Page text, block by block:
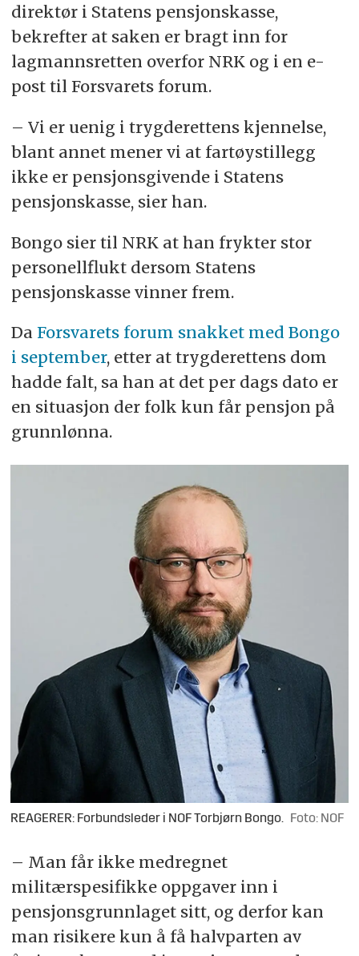
direktør i Statens pensjonskasse,
bekrefter at saken er bragt inn for
lagmannsretten overfor NRK og i en e-
post til Forsvarets forum.
– Vi er uenig i trygderettens kjennelse,
blant annet mener vi at fartøystillegg
ikke er pensjonsgivende i Statens
pensjonskasse, sier han.
Bongo sier til NRK at han frykter stor
personellflukt dersom Statens
pensjonskasse vinner frem.
Da Forsvarets forum snakket med Bongo
i september, etter at trygderettens dom
hadde falt, sa han at det per dags dato er
en situasjon der folk kun får pensjon på
grunnlønna.
REAGERER: Forbundsleder i NOF Torbjørn Bongo. Foto: NOF
– Man får ikke medregnet
militærspesifikke oppgaver inn i
pensjonsgrunnlaget sitt, og derfor kan
man risikere kun å få halvparten av